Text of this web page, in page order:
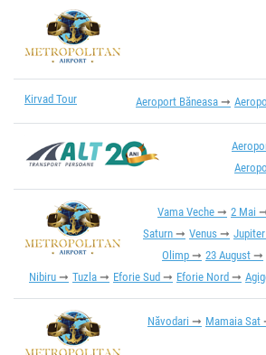
Kirvad Tour Aeroport Băneasa
Vama Veche 2 Mai
Saturn
Venus Jupiter
Olimp
23 August
Nibiru
Tuzla Eforie Sud Eforie Nord
Năvodari Mamaia Sat